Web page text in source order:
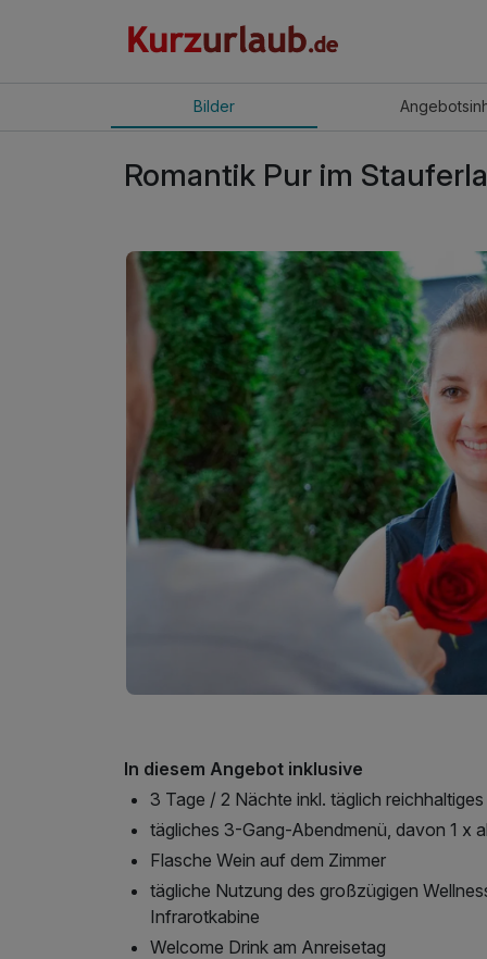
Bilder Angebot
Romantik Pur im
In diesem Angebot inklusive
3 Tage / 2 Nächte inkl. täglich
tägliches 3-Gang-Abendmenü, davon 1 x
Flasche Wein auf dem Zimmer
tägliche Nutzung des großzügigen
Infrarotkabine
Welcome Drink am Anreisetag